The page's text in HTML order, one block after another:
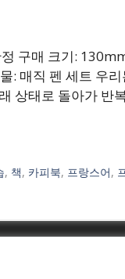
구매 크기:
: 매직 펜 세트 우
상태로 돌아가 반
, 책, 카피북, 프랑스어,